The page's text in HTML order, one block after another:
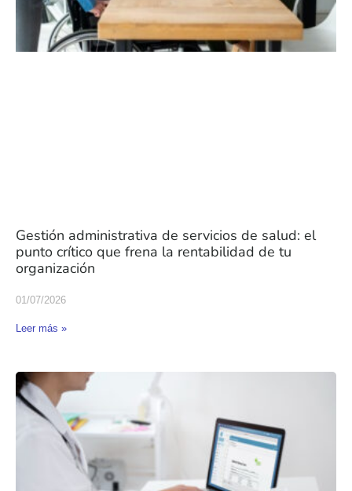
Gestión administrativa de servicios de salud: el
punto crítico que frena la rentabilidad de tu
organización
01/07/2026
Leer más »